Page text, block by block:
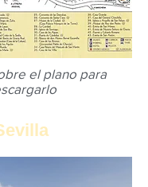
el plano para